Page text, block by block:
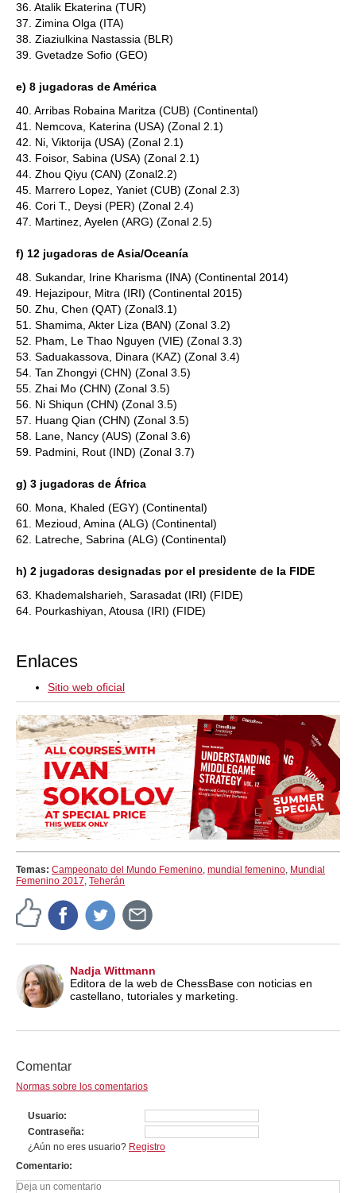
36. Atalik Ekaterina (TUR)
37. Zimina Olga (ITA)
38. Ziaziulkina Nastassia (BLR)
39. Gvetadze Sofio (GEO)
e) 8 jugadoras de América
40. Arribas Robaina Maritza (CUB) (Continental)
41. Nemcova, Katerina (USA) (Zonal 2.1)
42. Ni, Viktorija (USA) (Zonal 2.1)
43. Foisor, Sabina (USA) (Zonal 2.1)
44. Zhou Qiyu (CAN) (Zonal2.2)
45. Marrero Lopez, Yaniet (CUB) (Zonal 2.3)
46. Cori T., Deysi (PER) (Zonal 2.4)
47. Martinez, Ayelen (ARG) (Zonal 2.5)
f) 12 jugadoras de Asia/Oceanía
48. Sukandar, Irine Kharisma (INA) (Continental 2014)
49. Hejazipour, Mitra (IRI) (Continental 2015)
50. Zhu, Chen (QAT) (Zonal3.1)
51. Shamima, Akter Liza (BAN) (Zonal 3.2)
52. Pham, Le Thao Nguyen (VIE) (Zonal 3.3)
53. Saduakassova, Dinara (KAZ) (Zonal 3.4)
54. Tan Zhongyi (CHN) (Zonal 3.5)
55. Zhai Mo (CHN) (Zonal 3.5)
56. Ni Shiqun (CHN) (Zonal 3.5)
57. Huang Qian (CHN) (Zonal 3.5)
58. Lane, Nancy (AUS) (Zonal 3.6)
59. Padmini, Rout (IND) (Zonal 3.7)
g) 3 jugadoras de África
60. Mona, Khaled (EGY) (Continental)
61. Mezioud, Amina (ALG) (Continental)
62. Latreche, Sabrina (ALG) (Continental)
h) 2 jugadoras designadas por el presidente de la FIDE
63. Khademalsharieh, Sarasadat (IRI) (FIDE)
64. Pourkashiyan, Atousa (IRI) (FIDE)
Enlaces
Sitio web oficial
Temas: Campeonato del Mundo Femenino, mundial femenino, Mundial
Femenino 2017, Teherán
Nadja Wittmann
Editora de la web de ChessBase con noticias en
castellano, tutoriales y marketing.
Comentar
Normas sobre los comentarios
Usuario
Contraseña
¿Aún no eres usuario? Registro
Comentario